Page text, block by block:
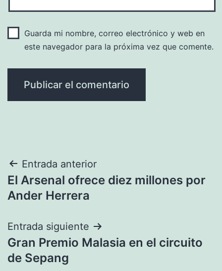
Guarda mi nombre, correo electrónico y web en
este navegador para la próxima vez que comente.
Navegación
de
Entrada anterior
El Arsenal ofrece diez millones por
Ander Herrera
Entrada siguiente
Gran Premio Malasia en el circuito
de Sepang